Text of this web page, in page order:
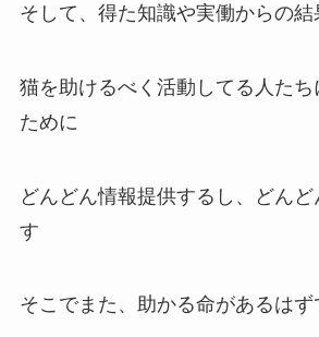
そして、得た知識や実働からの結
猫を助けるべく活動してる人たち
ために
どんどん情報提供するし、どんど
す
そこでまた、助かる命があるはず